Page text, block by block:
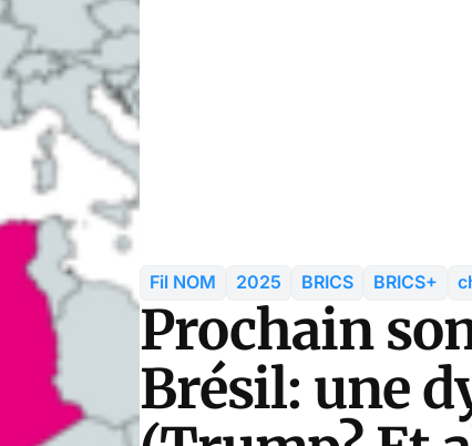
Fil NOM 2025 BRICS BRICS+
Prochain
Brésil: une